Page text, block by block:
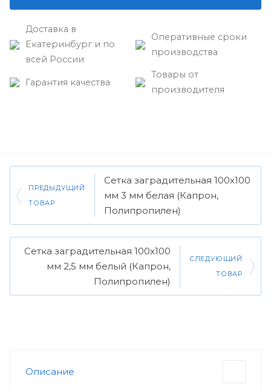
Доставка в
Екатеринбург и по
всей России
Оперативные сроки
производства
Гарантия качества
Товары от
производителя
ПРЕДЫДУЩИЙ
ТОВАР
Сетка заградительная 100х100
мм 3 мм белая (Капрон,
Полипропилен)
Сетка заградительная 100х100
мм 2,5 мм белый (Капрон,
Полипропилен)
СЛЕДУЮЩИЙ
ТОВАР
Описание